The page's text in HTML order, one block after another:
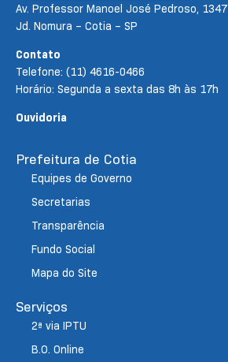
Av. Professor Manoel José Pedroso, 1347
Jd. Nomura – Cotia – SP
Contato
Telefone: (11) 4616-0466
Horário: Segunda a sexta das 8h às 17h
Ouvidoria
Prefeitura de Cotia
Equipes de Governo
Secretarias
Transparência
Fundo Social
Mapa do Site
Serviços
2ª via IPTU
B.O. Online